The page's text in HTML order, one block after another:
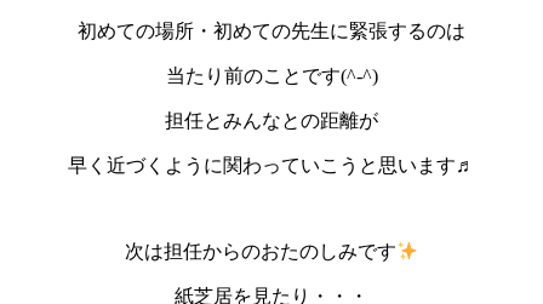
初めての場所・初めての先生に緊張するのは
当たり前のことです(^-^)
担任とみんなとの距離が
早く近づくように関わっていこうと思います♬
次は担任からのおたのしみです
紙芝居を見たり・・・